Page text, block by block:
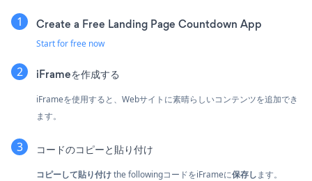
Create a Free Landing Page Countdown App
Start for free now
iFrameを作成する
iFrameを使用すると、Webサイトに素晴らしいコンテンツを追加でき
ます。
コードのコピーと貼り付け
コピーして貼り付けthe followingコードをiFrameに保存します。